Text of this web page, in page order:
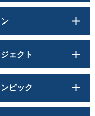
ェクト
ピック